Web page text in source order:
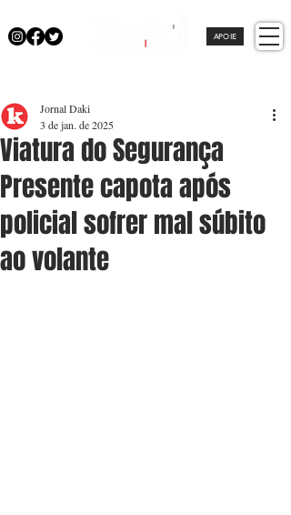
APOIE
Viatura do Segurança
Presente capota após
policial sofrer mal súbito
ao volante
Jornal Daki
3 de jan. de 2025